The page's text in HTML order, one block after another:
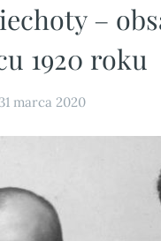
–
1920 roku
marca 2020